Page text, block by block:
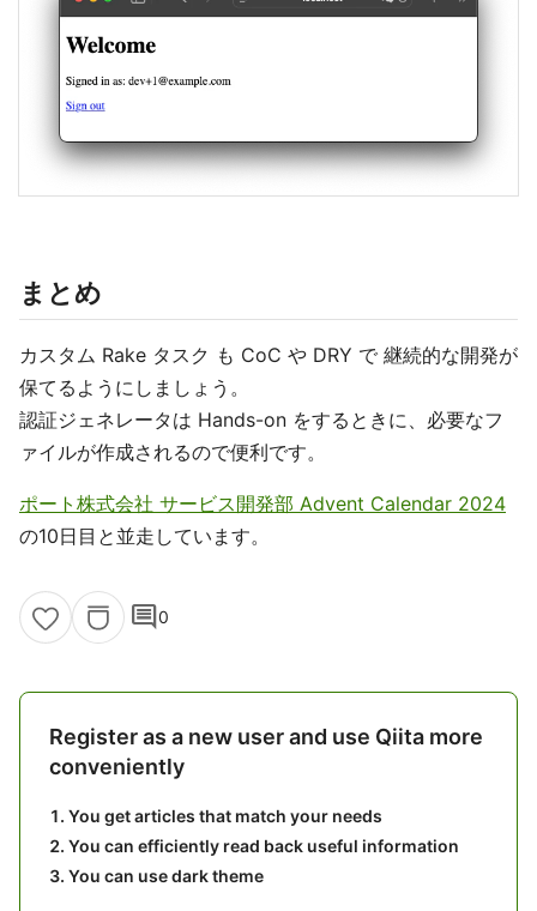
まとめ
カスタム Rake タスク も CoC や DRY で 継続的な開発が
保てるようにしましょう。
認証ジェネレータは Hands-on をするときに、必要なフ
ァイルが作成されるので便利です。
ポート株式会社 サービス開発部 Advent Calendar 2024
の10日目と並走しています。
comment0
Register as a new user and use Qiita more
conveniently
You get articles that match your needs
You can efficiently read back useful information
You can use dark theme